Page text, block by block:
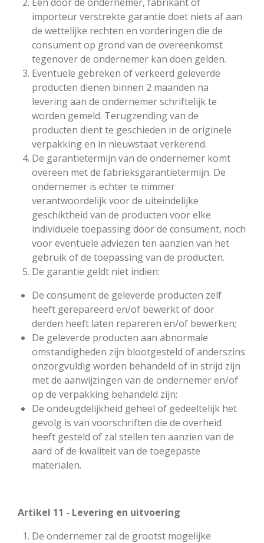
importeur verstrekte garantie doet niets af aan
de wettelijke rechten en vorderingen die de
consument op grond van de overeenkomst
tegenover de ondernemer kan doen gelden.
Eventuele gebreken of verkeerd geleverde
producten dienen binnen 2 maanden na
levering aan de ondernemer schriftelijk te
worden gemeld. Terugzending van de
producten dient te geschieden in de originele
verpakking en in nieuwstaat verkerend.
De garantietermijn van de ondernemer komt
overeen met de fabrieksgarantietermijn. De
ondernemer is echter te nimmer
verantwoordelijk voor de uiteindelijke
geschiktheid van de producten voor elke
individuele toepassing door de consument, noch
voor eventuele adviezen ten aanzien van het
gebruik of de toepassing van de producten.
De garantie geldt niet indien:
De consument de geleverde producten zelf
heeft gerepareerd en/of bewerkt of door
derden heeft laten repareren en/of bewerken;
De geleverde producten aan abnormale
omstandigheden zijn blootgesteld of anderszins
onzorgvuldig worden behandeld of in strijd zijn
met de aanwijzingen van de ondernemer en/of
op de verpakking behandeld zijn;
De ondeugdelijkheid geheel of gedeeltelijk het
gevolg is van voorschriften die de overheid
heeft gesteld of zal stellen ten aanzien van de
aard of de kwaliteit van de toegepaste
materialen.
Artikel 11 - Levering en uitvoering
De ondernemer zal de grootst mogelijke